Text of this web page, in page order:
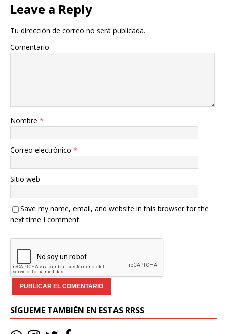
Leave a Reply
Tu dirección de correo no será publicada.
Comentario
Nombre *
Correo electrónico *
Sitio web
Save my name, email, and website in this browser for the
next time I comment.
SÍGUEME TAMBIÉN EN ESTAS RRSS